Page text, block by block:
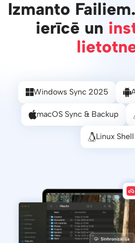
Izmanto
ierīcē un
Windows Sync 2025
macOS Sync & Backup
Linux Shell